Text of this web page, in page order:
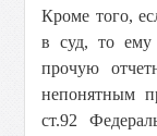
Кроме того,
в суд, то ему
прочую
непонятным
ст.92